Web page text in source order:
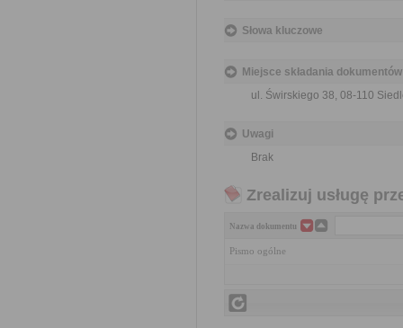
Słowa kluczowe
Miejsce składania dokumentów
ul. Świrskiego 38, 08-110
Uwagi
Brak
Zrealizuj usługę
Nazwa dokumentu
Pismo ogólne